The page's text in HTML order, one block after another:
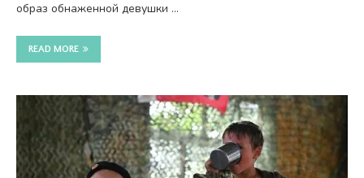
образ обнаженной девушки …
READ MORE